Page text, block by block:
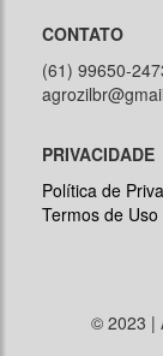
CONTATO
(61) 99650-
PRIVACIDADE
Política de
Termos de Uso
© 2023 |